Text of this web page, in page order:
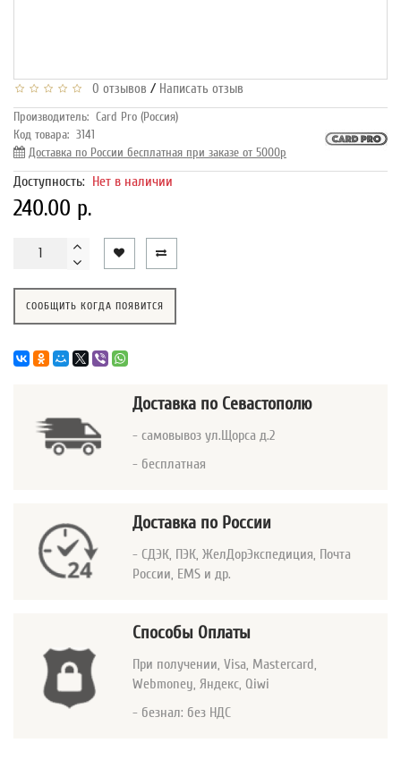
0 отзывов / Написать отзыв
Производитель: Card Pro (Россия)
Код товара: 3141
Доставка по России бесплатная при заказе от 5000р
Доступность: Нет в наличии
240.00 р.
СООБЩИТЬ КОГДА ПОЯВИТСЯ
Доставка по Севастополю
- самовывоз ул.Щорса д.2
- бесплатная
Доставка по России
- СДЭК, ПЭК, ЖелДорЭкспедиция, Почта
России, EMS и др.
Способы Оплаты
При получении, Visa, Mastercard
Webmoney, Яндекс, Qiwi
- безнал: без НДС